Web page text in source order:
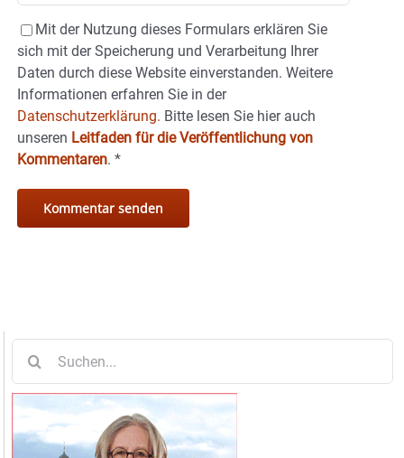
Mit der Nutzung dieses Formulars erklären Sie
sich mit der Speicherung und Verarbeitung Ihrer
Daten durch diese Website einverstanden. Weitere
Informationen erfahren Sie in der
Datenschutzerklärung. Bitte lesen Sie hier auch
unseren Leitfaden für die Veröffentlichung von
Kommentaren. *
nach: